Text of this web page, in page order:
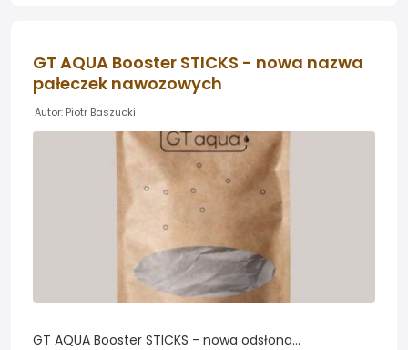
zarówno stabilnego podparcia akwarium, jak i
wygodnego dostępu do sprzętu....
GT AQUA Booster STICKS - nowa nazwa
pałeczek nawozowych
Autor: Piotr Baszucki
GT AQUA Booster STICKS - nowa odsłona